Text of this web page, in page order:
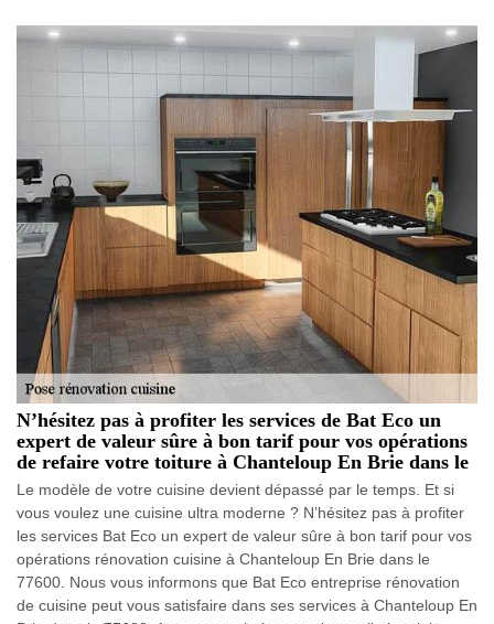
N’hésitez pas à profiter les services de Bat Eco un
expert de valeur sûre à bon tarif pour vos opérations
de refaire votre toiture à Chanteloup En Brie dans le
Le modèle de votre cuisine devient dépassé par le temps. Et si
vous voulez une cuisine ultra moderne ? N’hésitez pas à profiter
les services Bat Eco un expert de valeur sûre à bon tarif pour vos
opérations rénovation cuisine à Chanteloup En Brie dans le
77600. Nous vous informons que Bat Eco entreprise rénovation
de cuisine peut vous satisfaire dans ses services à Chanteloup En